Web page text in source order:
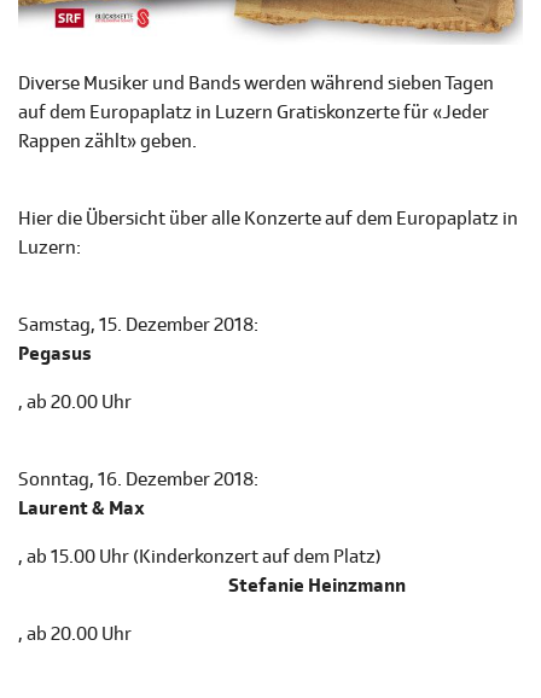
Diverse Musiker und Bands werden während sieben Tagen
auf dem Europaplatz in Luzern Gratiskonzerte für «Jeder
Rappen zählt» geben.
Hier die Übersicht über alle Konzerte auf dem Europaplatz in
Luzern:
Samstag, 15. Dezember 2018:
Pegasus
, ab 20.00 Uhr
Sonntag, 16. Dezember 2018:
Laurent & Max
, ab 15.00 Uhr (Kinderkonzert auf dem Platz)
Stefanie Heinzmann
, ab 20.00 Uhr